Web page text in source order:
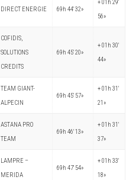
DIRECT ENERGIE 69h 44′ 32»
+ 01h 29′
56»
COFIDIS,
SOLUTIONS
CREDITS
69h 45′ 20»
+ 01h 30′
44»
TEAM GIANT-
ALPECIN
69h 45′ 57»
+ 01h 31′
21»
ASTANA PRO
TEAM
69h 46′ 13»
+ 01h 31′
37»
LAMPRE –
MERIDA
69h 47′ 54»
+ 01h 33′
18»